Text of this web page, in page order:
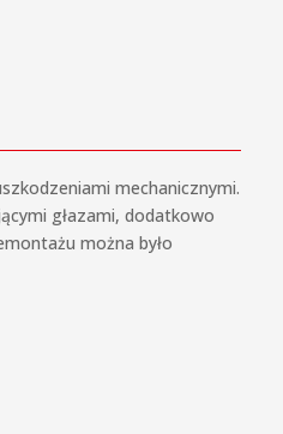
mechanicznymi.
głazami, dodatkowo
można było